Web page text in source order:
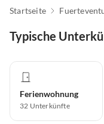
Startseite
Typische
Ferienwohnung
32 Unterkünfte